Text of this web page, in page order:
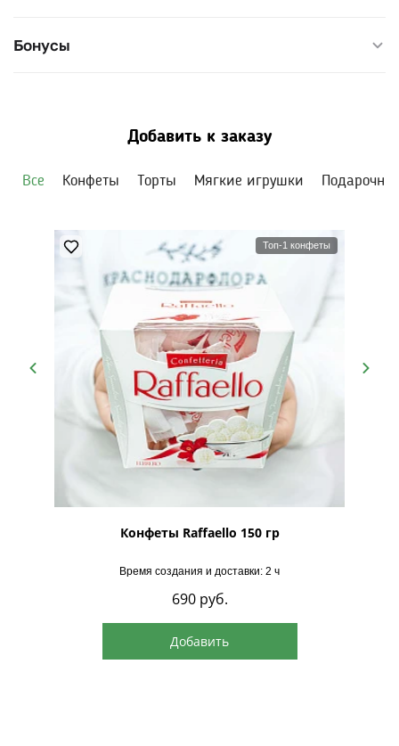
Диаметр: 45–50 см
Бонусы
Добавить к заказу
Все Конфеты Торты Мягкие игрушки
Топ-1 конфеты
Конфеты Raffaello 150 гр
Время создания и доставки: 2 ч
690 руб.
Добавить